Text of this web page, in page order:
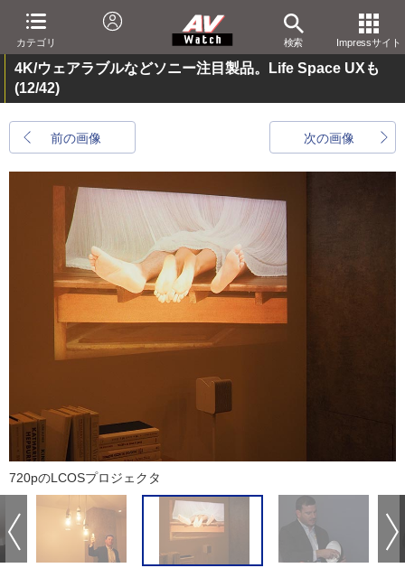
カテゴリ 検索 Impressサイト
4K/ウェアラブルなどソニー注目製品。Life Space UXも
(12/42)
前の画像 次の画像
720pのLCOSプロジェクタ